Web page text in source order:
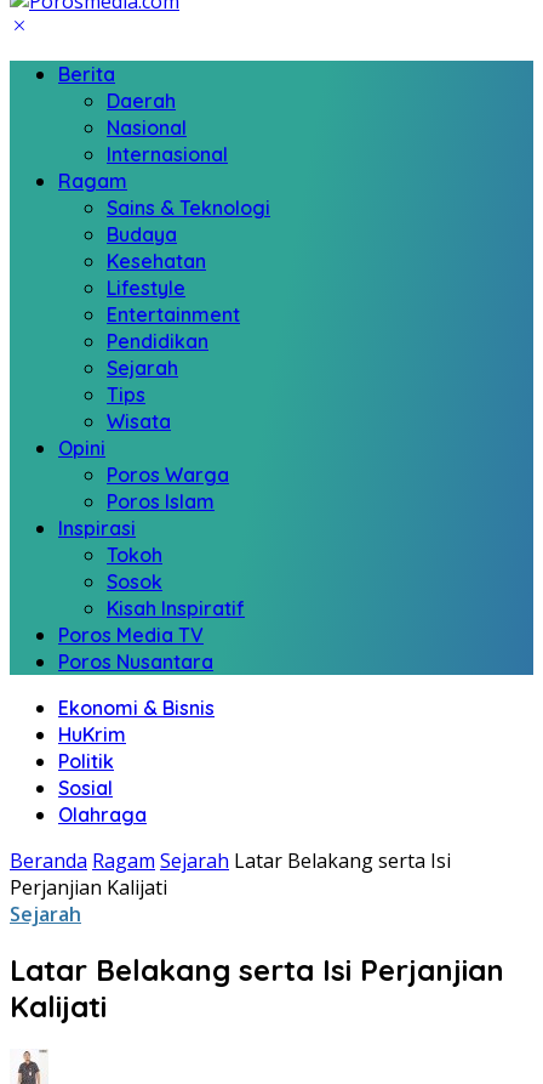
Berita
Daerah
Nasional
Internasional
Ragam
Sains & Teknologi
Budaya
Kesehatan
Lifestyle
Entertainment
Pendidikan
Sejarah
Tips
Wisata
Opini
Poros Warga
Poros Islam
Inspirasi
Tokoh
Sosok
Kisah Inspiratif
Poros Media TV
Poros Nusantara
Ekonomi & Bisnis
HuKrim
Politik
Sosial
Olahraga
Beranda Ragam Sejarah Latar Belakang serta Isi
Perjanjian Kalijati
Sejarah
Latar Belakang serta Isi Perjanjian
Kalijati